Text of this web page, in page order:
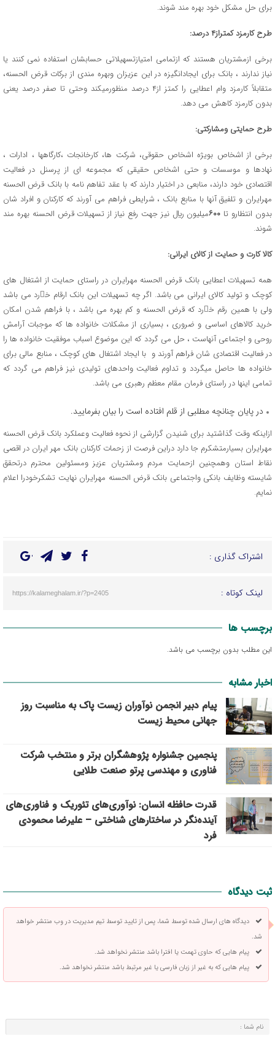
برای حل مشکل خود بهره مند شوند.
طرح کارمزد کمتراز۴ درصد:
برخی ازمشتریان هستند که ازتمامی امتیازتسهیلاتی حسابشان استفاده نمی کنند یا
نیاز ندارند ، بانک برای ایجادانگیزه در این عزیزان وبهره مندی از برکات قرض الحسنه،
متقابلاً کارمزد وام اعطایی را کمتز از۴ درصد منظورمیکند وحتی تا صفر درصد یعنی
بدون کارمزد کاهش می دهد.
طرح حمایتی ومشارکتی:
برخی از اشخاص بویژه اشخاص حقوقی، شرکت ها، کارخانجات ،کارگاهها ، ادارات ،
نهادها و موسسات و حتی اشخاص حقیقی که مجموعه ای از پرسنل در فعالیت
اقتصادی خود دارند، منابعی در اختیار دارند که با عقد تفاهم نامه با بانک قرض الحسنه
مهرایران و تلفیق آنها با منابع بانک ، شرایطی فراهم می آورند که کارکنان و افراد شان
بدون انتظارو تا ۶۰۰میلیون ريال نیز جهت رفع نیاز از تسهیلات قرض الحسنه بهره مند
شوند.
کالا کارت و حمایت از کالای ایرانی:
همه تسهیلات اعطایی بانک قرض الحسنه مهرایران در راستای حمایت از اشتغال های
کوچک و تولید کالای ایرانی می باشد. اگر چه تسهیلات این بانک ارقام ﺧرد می باشد
ولی با همین رقم ﺧرد که قرض الحسنه و کم بهره می باشد ، با فراهم شدن امکان
خرید کالاهای اساسی و ضروری ، بسیاری از مشکلات خانواده ها که موجبات آرامش
روحی و اجتماعی آنهاست ، حل می گردد که این موضوع اسباب موفقیت خانواده ها را
در فعالیت اقتصادی شان فراهم آورند و با ایجاد اشتغال های کوچک ، منابع مالی برای
خانواده ها حاصل میگردد و تداوم فعالیت واحدهای تولیدی نیز فراهم می گردد که
تمامی اینها در راستای فرمان مقام معظم رهبری می باشد.
در پایان چنانچه مطلبی از قلم افتاده است را بیان بفرمایید.
ازاینکه وقت گذاشتید برای شنیدن گزارشی از نحوه فعالیت وعملکرد بانک قرض الحسنه
مهرایران بسیارمتشکرم جا دارد دراین فرصت از زحمات کارکنان بانک مهر ایران در اقصی
نقاط استان وهمچنین ازحمایت مردم ومشتریان عزیز ومسئولین محترم درتحقق
شایسته وظایف بانکی واجتماعی بانک قرض الحسنه مهرایران نهایت تشکرخودرا اعلام
نمایم.
اشتراک گذاری :
لینک کوتاه : https://kalameghalam.ir/?p=2405
برچسب ها
این مطلب بدون برچسب می باشد.
اخبار مشابه
پیام دبیر انجمن نوآوران زیست پاک به مناسبت روز
جهانی محیط زیست
پنجمین جشنواره پژوهشگران برتر و منتخب شرکت
فناوری و مهندسی پرتو صنعت طلایی
قدرت حافظه انسان: نوآوری‌های تئوریک و فناوری‌های
آینده‌نگر در ساختارهای شناختی – علیرضا محمودی
فرد
ثبت دیدگاه
دیدگاه های ارسال شده توسط شما، پس از تایید توسط تیم مدیریت در وب منتشر خواهد
شد.
پیام هایی که حاوی تهمت یا افترا باشد منتشر نخواهد شد.
پیام هایی که به غیر از زبان فارسی یا غیر مرتبط باشد منتشر نخواهد شد.